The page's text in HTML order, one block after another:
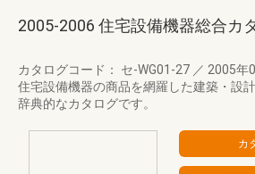
2005-2006 住宅設備機器総合カ
カタログコード： セ-WG01-27 ／ 2005年
住宅設備機器の商品を網羅した建築・設
辞典的なカタログです。